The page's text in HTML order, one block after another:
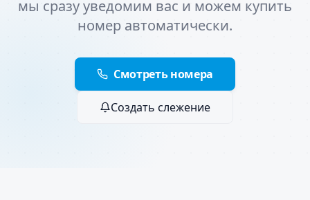
мы сразу уведомим вас и можем купить
номер автоматически.
Смотреть номера
Создать слежение